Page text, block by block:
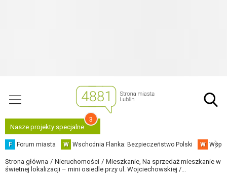
Nasze projekty specjalne
3
F Forum miasta W Wschodnia Flanka: Bezpieczeństwo Polski W
Strona główna Nieruchomości
Mieszkanie, Na sprzedaż mieszkanie w
świetnej lokalizacji – mini osiedle przy ul. Wojciechowskiej /...